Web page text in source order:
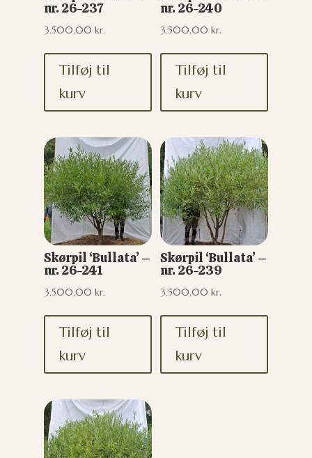
nr. 26-237
3.500,00 kr.
Tilføj til
kurv
nr. 26-240
3.500,00kr.
Tilføj til
kurv
Skørpil ‘Bullata’ –
nr. 26-241
3.500,00 kr.
Tilføj til
kurv
Skørpil ‘Bullata’ –
nr. 26-239
3.500,00kr.
Tilføj til
kurv